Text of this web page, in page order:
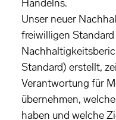
Handelns.
Unser neuer
freiwilligen
Standard) erstellt,
Verantwortung für
übernehmen,
haben und welche